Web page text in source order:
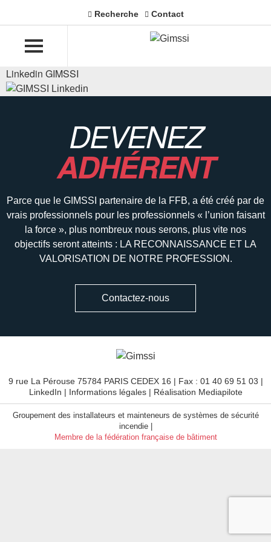
Recherche Contact
Linkedin GIMSSI
DEVENEZ
ADHÉRENT
Parce que le GIMSSI partenaire de la FFB, a été créé par de
vrais professionnels pour les professionnels « l’union faisant
la force », plus nombreux nous serons, plus vite nos
objectifs seront atteints : LA RECONNAISSANCE ET LA
VALORISATION DE NOTRE PROFESSION.
Contactez-nous
9 rue La Pérouse 75784 PARIS CEDEX 16 | Fax : 01 40 69 51 03 |
LinkedIn | Informations légales| Réalisation Mediapilote
Groupement des installateurs et mainteneurs de systèmes de sécurité
incendie |
Membre de la fédération française de bâtiment